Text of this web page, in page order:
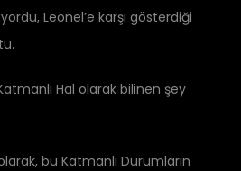
Leonel’e karşı gösterdiği
Hal olarak bilinen şey
bu Katmanlı Durumların